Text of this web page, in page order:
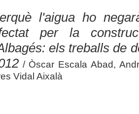
l'aigua ho
per la
els treballs de
/ Òscar Escala Abad,
Vidal Aixalà